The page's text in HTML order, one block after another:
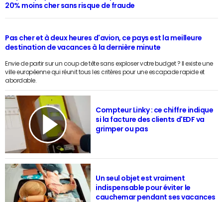
20% moins cher sans risque de fraude
Pas cher et à deux heures d'avion, ce pays est la meilleure
destination de vacances à la dernière minute
Envie de partir sur un coup de tête sans exploser votre budget ? Il existe une
ville européenne qui réunit tous les critères pour une escapade rapide et
abordable.
Compteur Linky : ce chiffre indique
si la facture des clients d'EDF va
grimper ou pas
Un seul objet est vraiment
indispensable pour éviter le
cauchemar pendant ses vacances